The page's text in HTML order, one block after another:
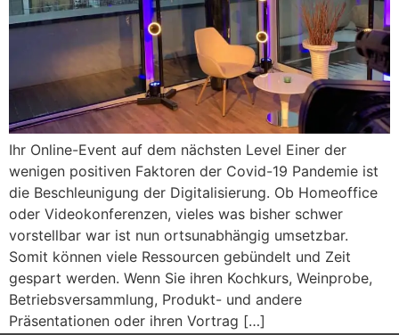
Ihr Online-Event auf dem nächsten Level Einer der
wenigen positiven Faktoren der Covid-19 Pandemie ist
die Beschleunigung der Digitalisierung. Ob Homeoffice
oder Videokonferenzen, vieles was bisher schwer
vorstellbar war ist nun ortsunabhängig umsetzbar.
Somit können viele Ressourcen gebündelt und Zeit
gespart werden. Wenn Sie ihren Kochkurs, Weinprobe,
Betriebsversammlung, Produkt- und andere
Präsentationen oder ihren Vortrag […]